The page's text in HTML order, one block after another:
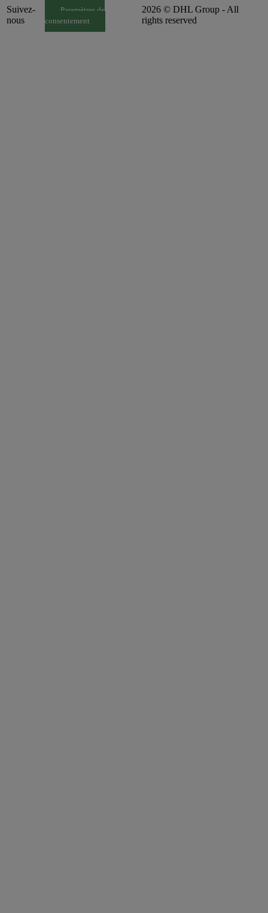
Suivez-
nous
Paramètres de
consentement
2026 © DHL Group - All
rights reserved